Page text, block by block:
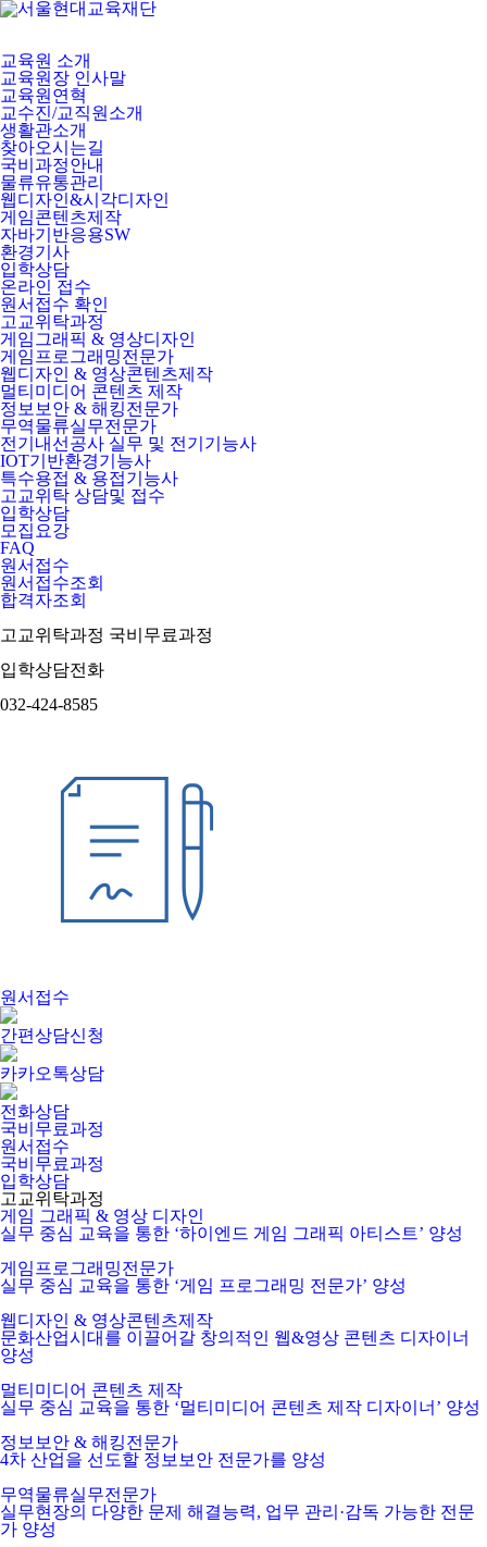
교육원 소개
교육원장 인사말
교육원연혁
교수진/교직원소개
생활관소개
찾아오시는길
국비과정안내
물류유통관리
웹디자인&시각디자인
게임콘텐츠제작
자바기반응용SW
환경기사
입학상담
온라인 접수
원서접수 확인
고교위탁과정
게임그래픽 & 영상디자인
게임프로그래밍전문가
웹디자인 & 영상콘텐츠제작
멀티미디어 콘텐츠 제작
정보보안 & 해킹전문가
무역물류실무전문가
전기내선공사 실무 및 전기기능사
IOT기반환경기능사
특수용접 & 용접기능사
고교위탁 상담및 접수
입학상담
모집요강
FAQ
원서접수
원서접수조회
합격자조회
고교위탁과정 국비무료과정
입학상담전화
032-424-8585
원서접수
간편상담신청
카카오톡상담
전화상담
국비무료과정
원서접수
국비무료과정
입학상담
고교위탁과정
게임 그래픽 & 영상 디자인
실무 중심 교육을 통한 ‘하이엔드 게임 그래픽 아티스트’ 양성
게임프로그래밍전문가
실무 중심 교육을 통한 ‘게임 프로그래밍 전문가’ 양성
웹디자인 & 영상콘텐츠제작
문화산업시대를 이끌어갈 창의적인 웹&영상 콘텐츠 디자이너
양성
멀티미디어 콘텐츠 제작
실무 중심 교육을 통한 ‘멀티미디어 콘텐츠 제작 디자이너’ 양성
정보보안 & 해킹전문가
4차 산업을 선도할 정보보안 전문가를 양성
무역물류실무전문가
실무현장의 다양한 문제 해결능력, 업무 관리·감독 가능한 전문
가 양성